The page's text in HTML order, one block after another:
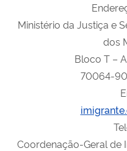
Ministério da Justiça e
dos
Bloco T –
70064-
Coordenação-Geral de